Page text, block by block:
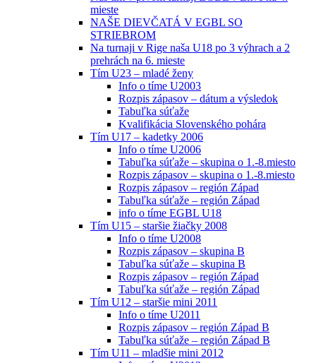
mieste
NAŠE DIEVČATÁ V EGBL SO
STRIEBROM
Na turnaji v Rige naša U18 po 3 výhrach a 2
prehrách na 6. mieste
Tím U23 – mladé ženy
Info o tíme U2003
Rozpis zápasov – dátum a výsledok
Tabuľka súťaže
Kvalifikácia Slovenského pohára
Tím U17 – kadetky 2006
Info o tíme U2006
Tabuľka súťaže – skupina o 1.-8.miesto
Rozpis zápasov – skupina o 1.-8.miesto
Rozpis zápasov – región Západ
Tabuľka súťaže – región Západ
info o tíme EGBL U18
Tím U15 – staršie žiačky 2008
Info o tíme U2008
Rozpis zápasov – skupina B
Tabuľka súťaže – skupina B
Rozpis zápasov – región Západ
Tabuľka súťaže – región Západ
Tím U12 – staršie mini 2011
Info o tíme U2011
Rozpis zápasov – región Západ B
Tabuľka súťaže – región Západ B
Tím U11 – mladšie mini 2012